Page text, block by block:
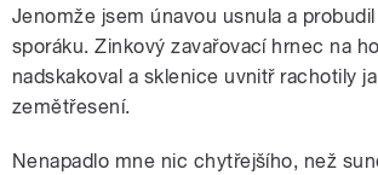
Jenomže jsem únavou usnula a
sporáku. Zinkový zavařovací hrnec na
nadskakoval a sklenice uvnitř rachotily
zemětřesení.
Nenapadlo mne nic chytřejšího, než